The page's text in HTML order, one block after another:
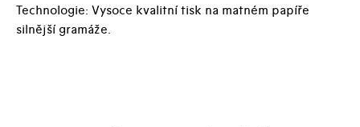
Technologie: Vysoce kvalitní tisk na matném papíře
silnější gramáže.